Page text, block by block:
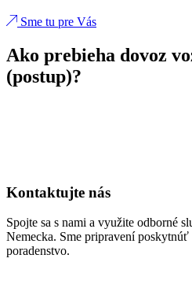
Sme tu pre Vás
Ako prebieha dovoz
(postup)?
Kontaktujte nás
Spojte sa s nami a využite odborné
Nemecka. Sme pripravení
poradenstvo.